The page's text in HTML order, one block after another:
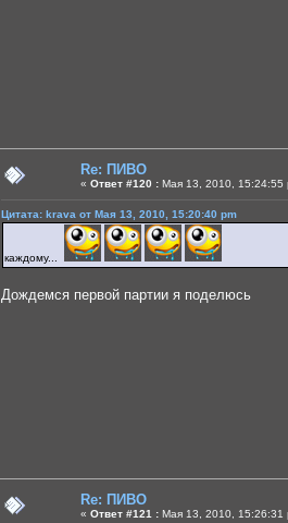
Re: ПИВО
« Ответ #120 : Мая 13, 2010, 15:24:55
Цитата: krava от Мая 13, 2010, 15:20:40 pm
каждому...
Дождемся первой партии я поделюсь
Re: ПИВО
« Ответ #121 : Мая 13, 2010, 15:26:31